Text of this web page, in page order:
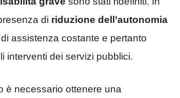
di riduzione dell’autonomia
assistenza costante e pertanto
interventi dei servizi pubblici.
è necessario ottenere una